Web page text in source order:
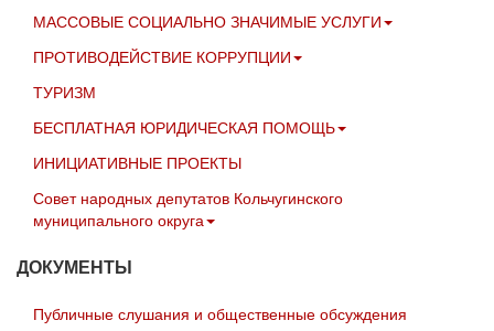
МАССОВЫЕ СОЦИАЛЬНО ЗНАЧИМЫЕ УСЛУГИ
ПРОТИВОДЕЙСТВИЕ КОРРУПЦИИ
ТУРИЗМ
БЕСПЛАТНАЯ ЮРИДИЧЕСКАЯ ПОМОЩЬ
ИНИЦИАТИВНЫЕ ПРОЕКТЫ
Совет народных депутатов Кольчугинского
муниципального округа
ДОКУМЕНТЫ
Публичные слушания и общественные обсуждения